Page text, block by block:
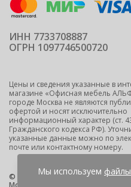
ИНН 7733708887
ОГРН 1097746500720
Цены и сведения указанные в
магазине «Офисная мебель
городе Москва не являются
офертой и носят исключительно
информационный характер (ст.
Гражданского кодекса РФ).
указанные данные можно по
почте или контактному номеру.
© 2009-2026 ООО "Офисная
Мы используем